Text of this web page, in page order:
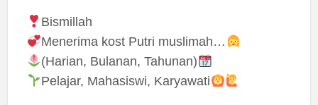
Bismillah
Menerima kost Putri muslimah…
(Harian, Bulanan, Tahunan)
Pelajar, Mahasiswi, Karyawati